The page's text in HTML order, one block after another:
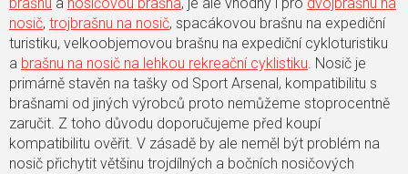
nosič, trojbrašnu na nosič, spacákovou brašnu na expediční
turistiku, velkoobjemovou brašnu na expediční cykloturistiku
a brašnu na nosič na lehkou rekreační cyklistiku. Nosič je
primárně stavěn na tašky od Sport Arsenal, kompatibilitu s
brašnami od jiných výrobců proto nemůžeme stoprocentně
zaručit. Z toho důvodu doporučujeme před koupí
kompatibilitu ověřit. V zásadě by ale neměl být problém na
nosič přichytit většinu trojdílných a bočních nosičových